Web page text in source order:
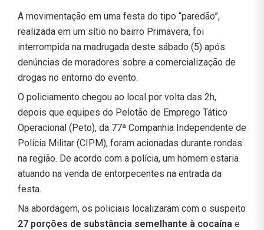
A movimentação em uma festa do tipo “paredão”,
realizada em um sítio no bairro Primavera, foi
interrompida na madrugada deste sábado (5) após
denúncias de moradores sobre a comercialização de
drogas no entorno do evento.
O policiamento chegou ao local por volta das 2h,
depois que equipes do Pelotão de Emprego Tático
Operacional (Peto), da 77ª Companhia Independente de
Polícia Militar (CIPM), foram acionadas durante rondas
na região. De acordo com a polícia, um homem estaria
atuando na venda de entorpecentes na entrada da
festa.
Na abordagem, os policiais localizaram com o suspeito
27 porções de substância semelhante à cocaína e